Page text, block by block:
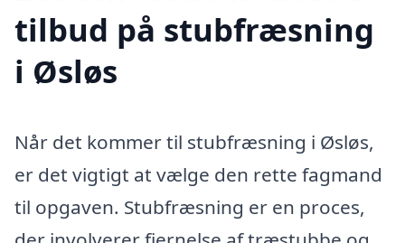
tilbud på stubfræsning
i Øsløs
Når det kommer til stubfræsning i Øsløs,
er det vigtigt at vælge den rette fagmand
til opgaven. Stubfræsning er en proces,